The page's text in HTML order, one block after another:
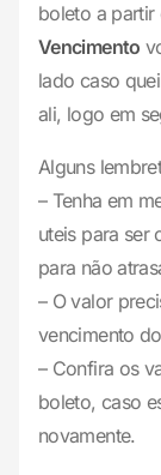
boleto a partir
Vencimento
lado caso
ali, logo em
Alguns
– Tenha em
uteis para ser
para não
– O valor
vencimento
– Confira os
boleto, caso
novamente.